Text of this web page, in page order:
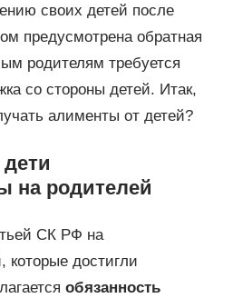
своих детей после
предусмотрена обратная
родителям требуется
со стороны детей. Итак,
алименты от детей?
на родителей
СК РФ на
которые достигли
обязанность